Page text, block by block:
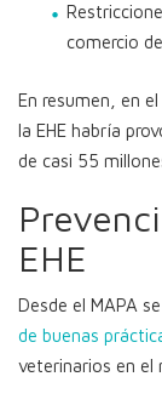
comercio
En resumen, en
la EHE habría
de casi 55
EHE
Desde el MAPA
de buenas
veterinarios en el